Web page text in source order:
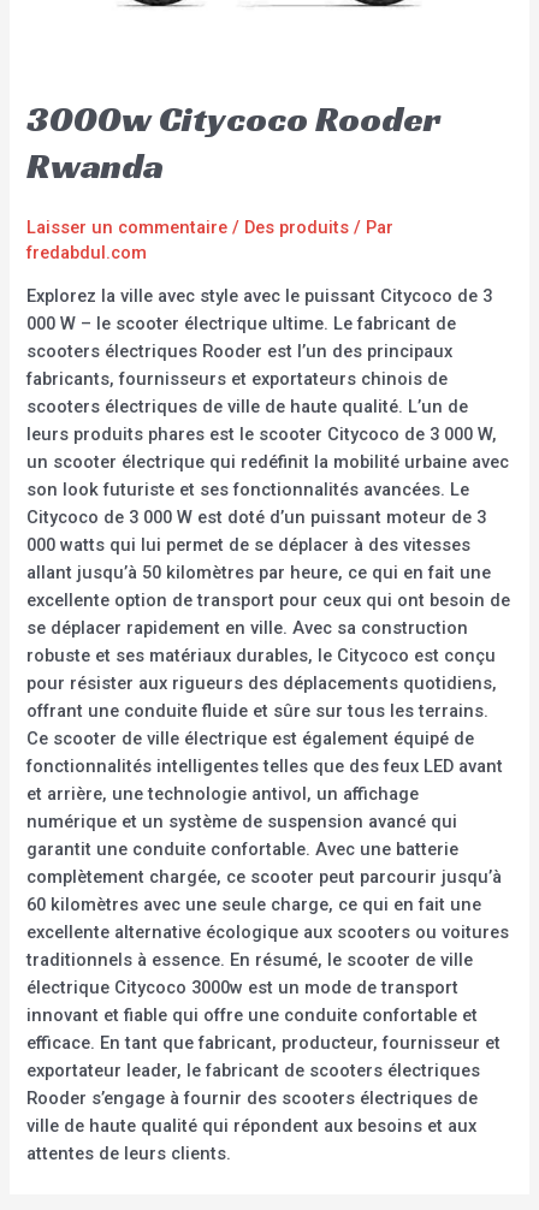
3000w Citycoco Rooder
Rwanda
Laisser un commentaire / Des produits / Par
fredabdul.com
Explorez la ville avec style avec le puissant Citycoco de 3
000 W – le scooter électrique ultime. Le fabricant de
scooters électriques Rooder est l’un des principaux
fabricants, fournisseurs et exportateurs chinois de
scooters électriques de ville de haute qualité. L’un de
leurs produits phares est le scooter Citycoco de 3 000 W,
un scooter électrique qui redéfinit la mobilité urbaine avec
son look futuriste et ses fonctionnalités avancées. Le
Citycoco de 3 000 W est doté d’un puissant moteur de 3
000 watts qui lui permet de se déplacer à des vitesses
allant jusqu’à 50 kilomètres par heure, ce qui en fait une
excellente option de transport pour ceux qui ont besoin de
se déplacer rapidement en ville. Avec sa construction
robuste et ses matériaux durables, le Citycoco est conçu
pour résister aux rigueurs des déplacements quotidiens,
offrant une conduite fluide et sûre sur tous les terrains.
Ce scooter de ville électrique est également équipé de
fonctionnalités intelligentes telles que des feux LED avant
et arrière, une technologie antivol, un affichage
numérique et un système de suspension avancé qui
garantit une conduite confortable. Avec une batterie
complètement chargée, ce scooter peut parcourir jusqu’à
60 kilomètres avec une seule charge, ce qui en fait une
excellente alternative écologique aux scooters ou voitures
traditionnels à essence. En résumé, le scooter de ville
électrique Citycoco 3000w est un mode de transport
innovant et fiable qui offre une conduite confortable et
efficace. En tant que fabricant, producteur, fournisseur et
exportateur leader, le fabricant de scooters électriques
Rooder s’engage à fournir des scooters électriques de
ville de haute qualité qui répondent aux besoins et aux
attentes de leurs clients.